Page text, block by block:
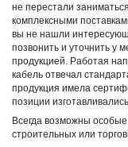
не перестали заниматься
комплексными
вы не нашли
позвонить и уточнить у
продукцией. Работая
кабель отвечал
продукция имела
позиции
Всегда возможны
строительных или